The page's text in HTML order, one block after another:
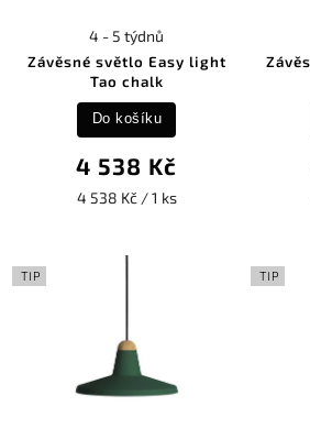
Závěsné světlo Easy light
Tao chalk
4 - 5 týdnů
4 538 Kč
4 538 Kč / 1 ks
Do košíku
TIP TIP